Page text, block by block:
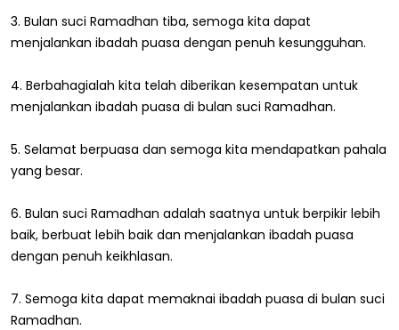
3. Bulan suci Ramadhan tiba, semoga kita dapat
menjalankan ibadah puasa dengan penuh kesungguhan.
4. Berbahagialah kita telah diberikan kesempatan untuk
menjalankan ibadah puasa di bulan suci Ramadhan.
5. Selamat berpuasa dan semoga kita mendapatkan pahala
yang besar.
6. Bulan suci Ramadhan adalah saatnya untuk berpikir lebih
baik, berbuat lebih baik dan menjalankan ibadah puasa
dengan penuh keikhlasan.
7. Semoga kita dapat memaknai ibadah puasa di bulan suci
Ramadhan.